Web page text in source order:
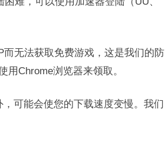
无法获取免费游戏，这是我们的防
Chrome浏览器来领取。
可能会使您的下载速度变慢。我们